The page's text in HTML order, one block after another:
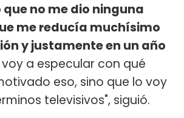
no me dio ninguna
me reducía muchísimo
y justamente en un año
voy a especular con qué
eso, sino que lo voy
televisivos", siguió.